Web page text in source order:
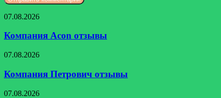
Компания
отзывы
07.08.2026
Компания Acon отзывы
Компания
отзывы
07.08.2026
Компания Петрович отзывы
Капсулы
07.08.2026